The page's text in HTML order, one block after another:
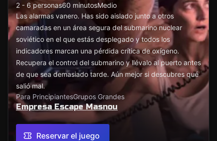
2 - 6 personas60 minutosMedio
Las alarmas vanero. Has sido aislado junto a otros
camaradas en un área segura del submarino nuclear
soviético en el que estás desplegado y todos los
indicadores marcan una pérdida crítica de oxígeno.
Recupera el control del submarino y llévalo al puerto antes
de que sea demasiado tarde. Aún mejor si descubres qué
salió mal.
Para PrincipiantesGrupos Grandes
Empresa Escape Masnou
Reservar el juego